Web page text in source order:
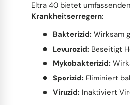
Eltra 40 bietet
Krankheitserregern:
Bakterizid: Wirksam
Levurozid: Beseitigt
Mykobakterizid:
Sporizid: Eliminiert
Viruzid: Inaktiviert